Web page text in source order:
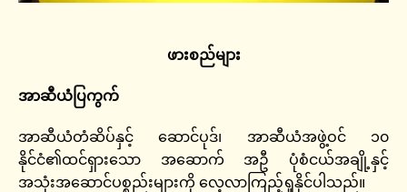
ဖားစည်များ
အာဆီယံပြကွက်
အာဆီယံတံဆိပ်နှင့် ဆောင်ပုဒ်၊ အာဆီယံအဖွဲ့ဝင် ၁၀
နိုင်ငံ၏ထင်ရှားသော အဆောက် အဦ ပုံစံငယ်အချို့နှင့်
အသုံးအဆောင်ပစ္စည်းများကို လေ့လာကြည့်ရှုနိုင်ပါသည်။